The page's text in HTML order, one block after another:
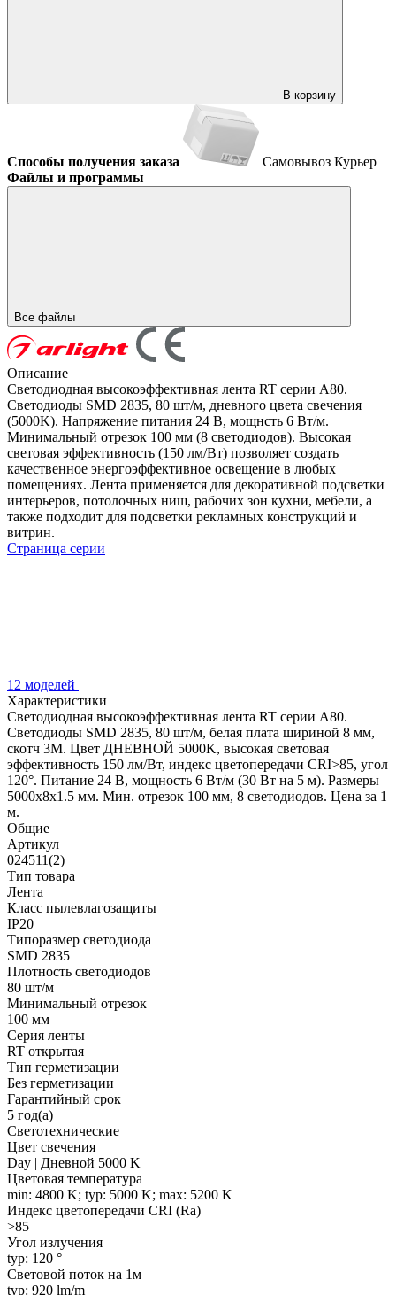
В корзину
Способы получения заказа Самовывоз Курьер
Файлы и программы
Все файлы
Описание
Светодиодная высокоэффективная лента RT серии A80.
Светодиоды SMD 2835, 80 шт/м, дневного цвета свечения
(5000K). Напряжение питания 24 В, мощнсть 6 Вт/м.
Минимальный отрезок 100 мм (8 светодиодов). Высокая
световая эффективность (150 лм/Вт) позволяет создать
качественное энергоэффективное освещение в любых
помещениях. Лента применяется для декоративной подсветки
интерьеров, потолочных ниш, рабочих зон кухни, мебели, а
также подходит для подсветки рекламных конструкций и
витрин.
Страница серии
12 моделей
Характеристики
Светодиодная высокоэффективная лента RT серии A80.
Светодиоды SMD 2835, 80 шт/м, белая плата шириной 8 мм,
скотч 3M. Цвет ДНЕВНОЙ 5000K, высокая световая
эффективность 150 лм/Вт, индекс цветопередачи CRI>85, угол
120°. Питание 24 В, мощность 6 Вт/м (30 Вт на 5 м). Размеры
5000x8x1.5 мм. Мин. отрезок 100 мм, 8 светодиодов. Цена за 1
м.
Общие
Артикул
024511(2)
Тип товара
Лента
Класс пылевлагозащиты
IP20
Типоразмер светодиода
SMD 2835
Плотность светодиодов
80 шт/м
Минимальный отрезок
100 мм
Серия ленты
RT открытая
Тип герметизации
Без герметизации
Гарантийный срок
5 год(а)
Светотехнические
Цвет свечения
Day | Дневной 5000 K
Цветовая температура
min: 4800 K; typ: 5000 K; max: 5200 K
Индекс цветопередачи CRI (Ra)
>85
Угол излучения
typ: 120 °
Световой поток на 1м
typ: 920 lm/m